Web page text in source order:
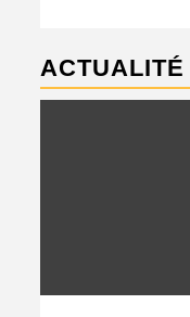
ACTUALITÉ